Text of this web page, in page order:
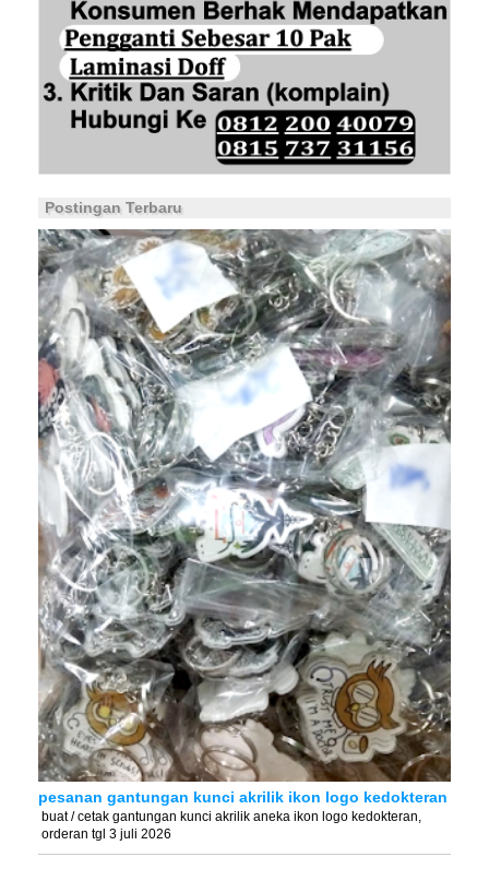
Postingan Terbaru
pesanan gantungan kunci akrilik ikon logo kedokteran
buat / cetak gantungan kunci akrilik aneka ikon logo kedokteran,
orderan tgl 3 juli 2026